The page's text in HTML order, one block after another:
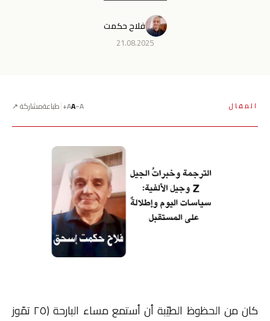
فلاح حكمت
21.08.2025
المقال A−
A
A+ طباعةمشاركة ↗
كان من الحظوظ الطيّبة أن أستمع مساء البارحة (٢٥ تمّوز